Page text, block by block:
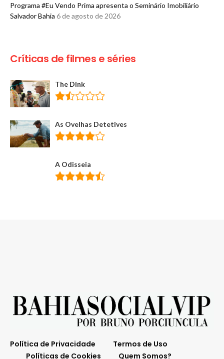
Programa #Eu Vendo Prima apresenta o Seminário Imobiliário
Salvador Bahia 6 de agosto de 2026
Críticas de filmes e séries
The Dink
As Ovelhas Detetives
A Odisseia
Política de Privacidade
Termos de Uso
Políticas de Cookies
Quem Somos?